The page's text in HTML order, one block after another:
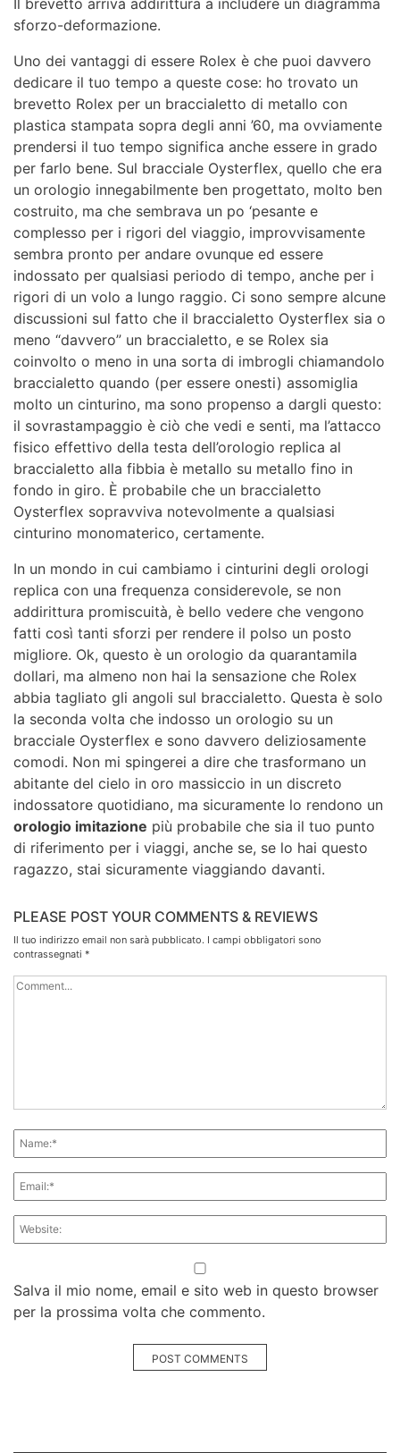
sforzo-deformazione.
Uno dei vantaggi di essere Rolex è che puoi davvero
dedicare il tuo tempo a queste cose: ho trovato un
brevetto Rolex per un braccialetto di metallo con
plastica stampata sopra degli anni ’60, ma ovviamente
prendersi il tuo tempo significa anche essere in grado
per farlo bene. Sul bracciale Oysterflex, quello che era
un orologio innegabilmente ben progettato, molto ben
costruito, ma che sembrava un po ‘pesante e
complesso per i rigori del viaggio, improvvisamente
sembra pronto per andare ovunque ed essere
indossato per qualsiasi periodo di tempo, anche per i
rigori di un volo a lungo raggio. Ci sono sempre alcune
discussioni sul fatto che il braccialetto Oysterflex sia o
meno “davvero” un braccialetto, e se Rolex sia
coinvolto o meno in una sorta di imbrogli chiamandolo
braccialetto quando (per essere onesti) assomiglia
molto un cinturino, ma sono propenso a dargli questo:
il sovrastampaggio è ciò che vedi e senti, ma l’attacco
fisico effettivo della testa dell’orologio replica al
braccialetto alla fibbia è metallo su metallo fino in
fondo in giro. È probabile che un braccialetto
Oysterflex sopravviva notevolmente a qualsiasi
cinturino monomaterico, certamente.
In un mondo in cui cambiamo i cinturini degli orologi
replica con una frequenza considerevole, se non
addirittura promiscuità, è bello vedere che vengono
fatti così tanti sforzi per rendere il polso un posto
migliore. Ok, questo è un orologio da quarantamila
dollari, ma almeno non hai la sensazione che Rolex
abbia tagliato gli angoli sul braccialetto. Questa è solo
la seconda volta che indosso un orologio su un
bracciale Oysterflex e sono davvero deliziosamente
comodi. Non mi spingerei a dire che trasformano un
abitante del cielo in oro massiccio in un discreto
indossatore quotidiano, ma sicuramente lo rendono un
orologio imitazione più probabile che sia il tuo punto
di riferimento per i viaggi, anche se, se lo hai questo
ragazzo, stai sicuramente viaggiando davanti.
PLEASE POST YOUR COMMENTS & REVIEWS
Il tuo indirizzo email non sarà pubblicato. I campi obbligatori sono
contrassegnati *
Salva il mio nome, email e sito web in questo browser
per la prossima volta che commento.
POST COMMENTS